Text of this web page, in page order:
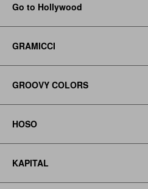
Go to Hollywood
GRAMICCI
GROOVY COLORS
HOSO
KAPITAL